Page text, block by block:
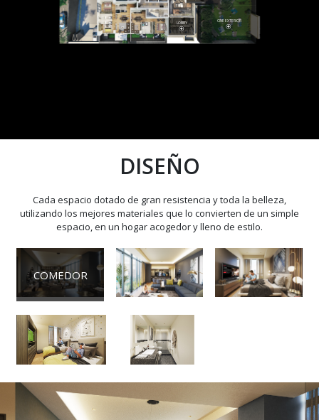
CINE EXTERIOR
LOBBY
DISEÑO
Cada espacio dotado de gran resistencia y toda la belleza,
utilizando los mejores materiales que lo convierten de un simple
espacio, en un hogar acogedor y lleno de estilo.
COMEDOR
SALA
PRINCIPAL
RECÁMARA BAÑO